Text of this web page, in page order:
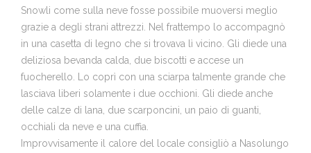
Snowli come sulla neve fosse possibile muoversi meglio
grazie a degli strani attrezzi. Nel frattempo lo accompagnò
in una casetta di legno che si trovava lì vicino. Gli diede una
deliziosa bevanda calda, due biscotti e accese un
fuocherello. Lo coprì con una sciarpa talmente grande che
lasciava liberi solamente i due occhioni. Gli diede anche
delle calze di lana, due scarponcini, un paio di guanti,
occhiali da neve e una cuffia.
Improvvisamente il calore del locale consigliò a Nasolungo